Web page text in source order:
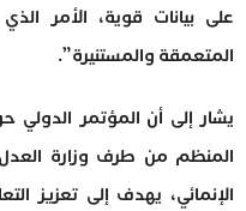
على بيانات قوية، الأمر
المتعمقة والمستنيرة”.
يشار إلى أن المؤتمر الدولي
المنظم من طرف وزارة العدل
الإنمائي، يهدف إلى تعزيز